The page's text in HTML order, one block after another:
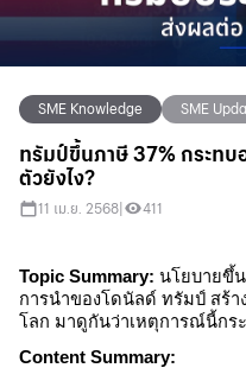
SME Knowledge SME
ทรัมป์ขึ้นภาษี 37% กระทบ
ตัวยังไง?
11 เม.ย. 2568 411
Topic Summary: นโยบายขึ้
การนำของโดนัลด์ ทรัมป์ สร้า
โลก มาดูกันว่าเหตุการณ์นี้กร
Content Summary: